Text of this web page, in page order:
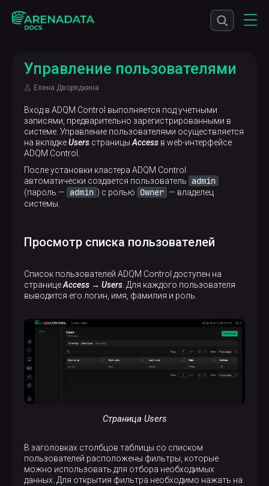
Управление пользователями
Елена Дворядкина
Вход в ADQM Control выполняется под учетными
записями, предварительно зарегистрированными в
системе. Управление пользователями осуществляется
на вкладкеUsers страницы Access в web-интерфейсе
ADQM Control.
После установки кластера ADQM Control
автоматически создается пользователь
admin
(пароль — admin ) с ролью Owner — владелец
системы.
Просмотр списка пользователей
Список пользователей ADQM Control доступен на
страницеAccess → Users . Для каждого пользователя
выводится его логин, имя, фамилия и роль.
Страница Users
В заголовках столбцов таблицы со списком
пользователей расположены фильтры, которые
можно использовать для отбора необходимых
данных. Для открытия фильтра необходимо нажать на